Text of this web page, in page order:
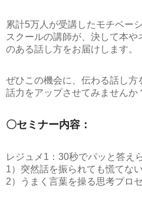
累計5万人が受講したモチベー
スクールの講師が、決して本
のある話し方をお届けします。
ぜひこの機会に、伝わる話し方
話力をアップさせてみませんか
〇セミナー内容：
レジュメ1：30秒でパッと答え
1）突然話を振られても慌てな
2）うまく言葉を操る思考プロ